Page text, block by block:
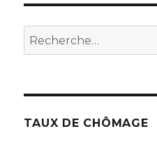
articles
Recherche
pour
TAUX DE CHÔMAGE